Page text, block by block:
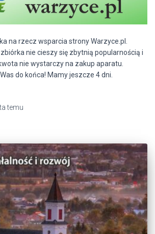
na rzecz wsparcia strony Warzyce.pl.
nie cieszy się zbytnią popularnością i
nie wystarczy na zakup aparatu.
do końca! Mamy jeszcze 4 dni.
temu